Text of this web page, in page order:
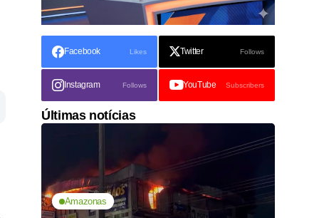
Facebook Likes Twitter Follows
Instagram Follows YouTube Subscribers
Últimas notícias
Amazonas